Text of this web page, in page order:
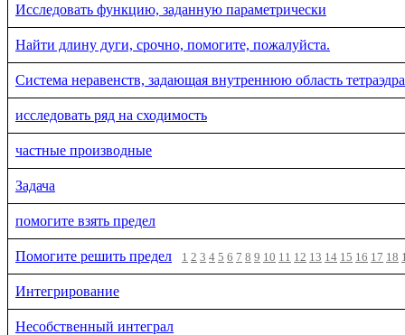
Исследовать функцию, заданную параметрически
Найти длину дуги, срочно, помогите, пожалуйста.
Система неравенств, задающая внутреннюю область
исследовать ряд на сходимость
частные производные
Задача
помогите взять предел
Помогите решить предел 1 2 3 4 5 6 7 8 9 10 11 12 13 14 15 16 17 18
Интегрирование
Несобственный интеграл